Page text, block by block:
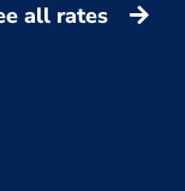
all rates